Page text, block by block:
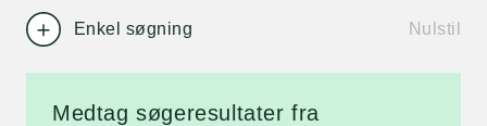
Enkel søgning Nulstil
Medtag søgeresultater fra